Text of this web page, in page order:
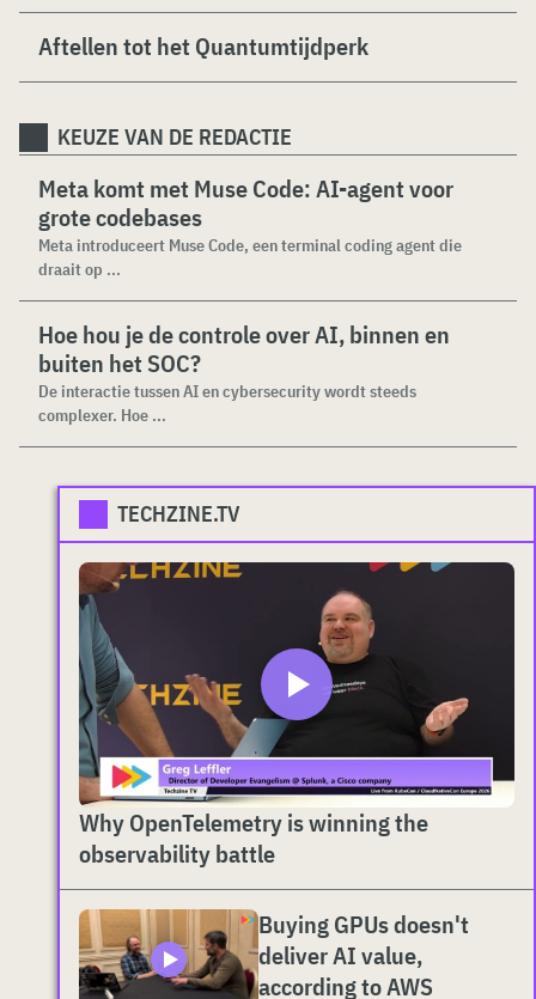
Aftellen tot het Quantumtijdperk
KEUZE VAN DE REDACTIE
Meta komt met Muse Code: AI-agent voor
grote codebases
Meta introduceert Muse Code, een terminal coding agent die
draait op ...
Hoe hou je de controle over AI, binnen en
buiten het SOC?
De interactie tussen AI en cybersecurity wordt steeds
complexer. Hoe ...
TECHZINE.TV
Why OpenTelemetry is winning the
observability battle
Buying GPUs doesn't
deliver AI value,
according to AWS